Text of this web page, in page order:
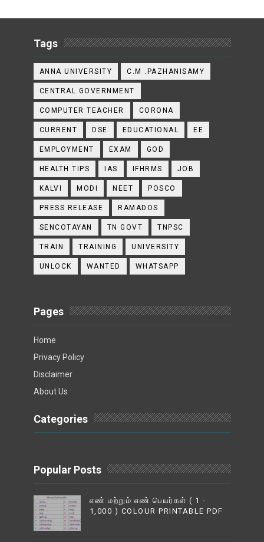
Tags
ANNA UNIVERSITY C.M .PAZHANISAMY
CENTRAL GOVERNMENT
COMPUTER TEACHER CORONA
CURRENT DSE EDUCATIONAL EE
EMPLOYMENT EXAM GOD
HEALTH TIPS IAS IFHRMS JOB
KALVI MODI NEET POSCO
PRESS RELEASE RAMADOS
SENCOTAYAN TN GOVT TNPSC
TRAIN TRAINING UNIVERSITY
UNLOCK WANTED WHATSAPP
Pages
Home
Privacy Policy
Disclaimer
About Us
Categories
Popular Posts
எண் மற்றும் எண் பெயர்கள் ( 1 -
1,000 ) COLOUR PRINTABLE PDF